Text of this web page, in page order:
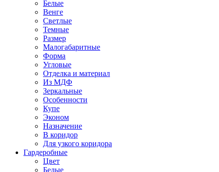
Белые
Венге
Светлые
Темные
Размер
Малогабаритные
Форма
Угловые
Отделка и материал
Из МДФ
Зеркальные
Особенности
Купе
Эконом
Назначение
В коридор
Для узкого коридора
Гардеробные
Цвет
Белые